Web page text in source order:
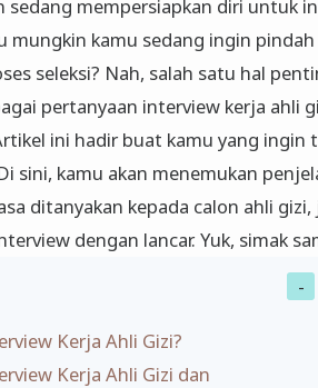
sedang mempersiapkan diri untuk
mungkin kamu sedang ingin
seleksi? Nah, salah satu hal
pertanyaan interview kerja ahli
ini hadir buat kamu yang ingin
sini, kamu akan menemukan
ditanyakan kepada calon ahli
dengan lancar. Yuk, simak
Kerja Ahli Gizi?
Kerja Ahli Gizi dan